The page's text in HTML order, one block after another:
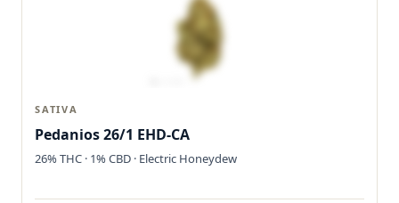
SATIVA
Pedanios 26/1 EHD-CA
26% THC · 1% CBD · Electric Honeydew